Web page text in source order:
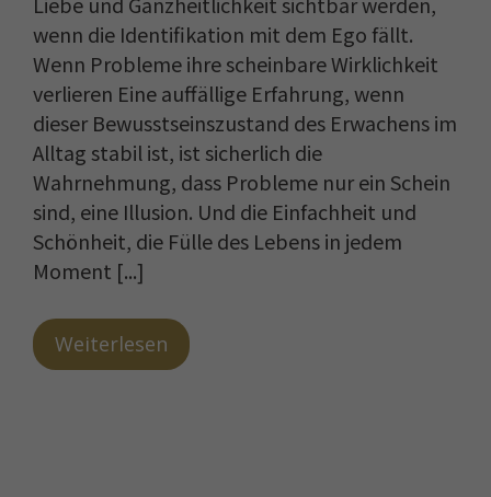
wenn die Identifikation mit dem Ego fällt.
Wenn Probleme ihre scheinbare Wirklichkeit
verlieren Eine auffällige Erfahrung, wenn
dieser Bewusstseinszustand des Erwachens im
Alltag stabil ist, ist sicherlich die
Wahrnehmung, dass Probleme nur ein Schein
sind, eine Illusion. Und die Einfachheit und
Schönheit, die Fülle des Lebens in jedem
Moment [...]
Weiterlesen